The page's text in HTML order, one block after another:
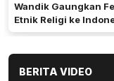
Wandik Gaungkan
Etnik Religi ke
dan Dunia
BERITA VIDEO